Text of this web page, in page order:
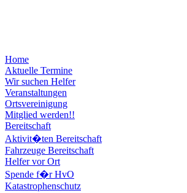
Home
Aktuelle Termine
Wir suchen Helfer
Veranstaltungen
Ortsvereinigung
Mitglied werden!!
Bereitschaft
Aktivit�ten Bereitschaft
Fahrzeuge Bereitschaft
Helfer vor Ort
Spende f�r HvO
Katastrophenschutz